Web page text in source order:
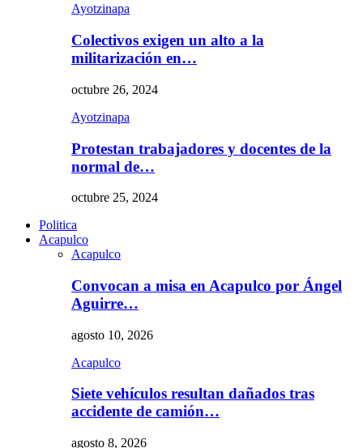
Ayotzinapa
Colectivos exigen un alto a la
militarización en…
octubre 26, 2024
Ayotzinapa
Protestan trabajadores y docentes de la
normal de…
octubre 25, 2024
Politica
Acapulco
Acapulco
Convocan a misa en Acapulco por Ángel
Aguirre…
agosto 10, 2026
Acapulco
Siete vehículos resultan dañados tras
accidente de camión…
agosto 8, 2026